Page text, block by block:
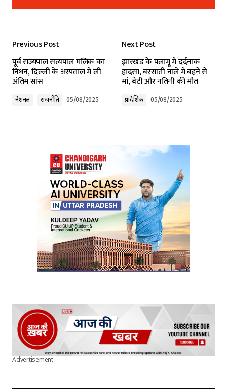
Add a comment
Required fields are marked*
Your Name*
Your E-mail*
Submit Comment
Previous Post
पूर्व राज्यपाल सत्यपाल मलिक का
निधन, दिल्ली के अस्पताल में ली
अंतिम सांस
नेशनल राजनीति 05/08/2025
Next Post
झारखंड के पलामू में दर्दनाक
हादसा, बरसाती नाले में बहने से
मां, बेटी और नतिनी की मौत
प्रादेशिक 05/08/2025
Advertisement